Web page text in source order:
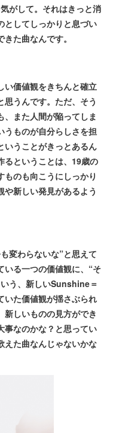
がして。それはきっと消
としてしっかりと息づい
た曲なんです。
い価値観をきちんと確立
思うんです。ただ、そう
また人間が陥ってしま
うものが自分らしさを担
いうことがきっとあるん
るということは、19歳の
のも向こうにしっかり
や新しい発見があるよう
変わらないな”と思えて
いる一つの価値観に、“そ
う、新しいSunshine＝
いた価値観が揺さぶられ
新しいものの見方ができ
事なのかな？と思ってい
えた曲なんじゃないかな